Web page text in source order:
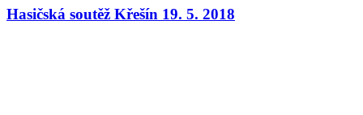
Hasičská soutěž Křešín 19. 5. 2018